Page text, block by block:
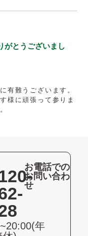
がとうございまし
有難うございます。
様に頑張って参りま
年
お電話での
お問い合わ
せ